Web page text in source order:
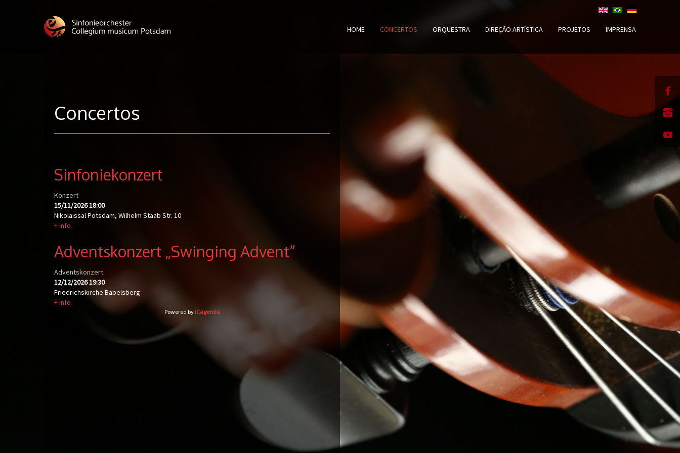
HOME CONCERTOS ORQUESTRA DIREÇÃO ARTÍSTICA PROJETOS IMPRENSA
Concertos
Sinfoniekonzert
Konzert
15/11/202618:00
Nikolaissal Potsdam, Wilhelm Staab Str. 10
+ info
Adventskonzert „Swinging Advent“
Adventskonzert
12/12/202619:30
Friedrichskirche Babelsberg
+ info
Powered by iCagenda